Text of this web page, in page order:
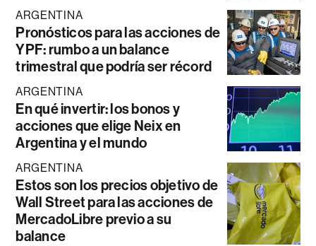
ARGENTINA
Pronósticos para las acciones de
YPF: rumbo a un balance
trimestral que podría ser récord
ARGENTINA
En qué invertir: los bonos y
acciones que elige Neix en
Argentina y el mundo
ARGENTINA
Estos son los precios objetivo de
Wall Street para las acciones de
MercadoLibre previo a su
balance